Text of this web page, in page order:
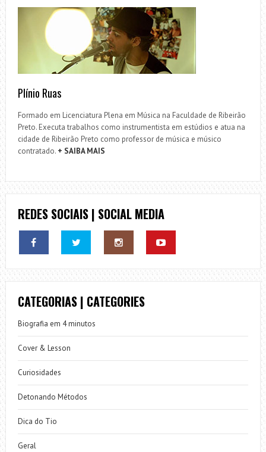
Plínio Ruas
Formado em Licenciatura Plena em Música na Faculdade de Ribeirão
Preto. Executa trabalhos como instrumentista em estúdios e atua na
cidade de Ribeirão Preto como professor de música e músico
contratado. + SAIBA MAIS
REDES SOCIAIS | SOCIAL MEDIA
CATEGORIAS | CATEGORIES
Biografia em 4 minutos
Cover & Lesson
Curiosidades
Detonando Métodos
Dica do Tio
Geral